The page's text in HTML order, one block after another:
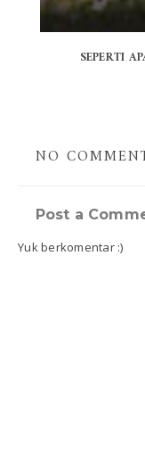
SEPERTI
NO
Post a
Yuk berkomentar :)